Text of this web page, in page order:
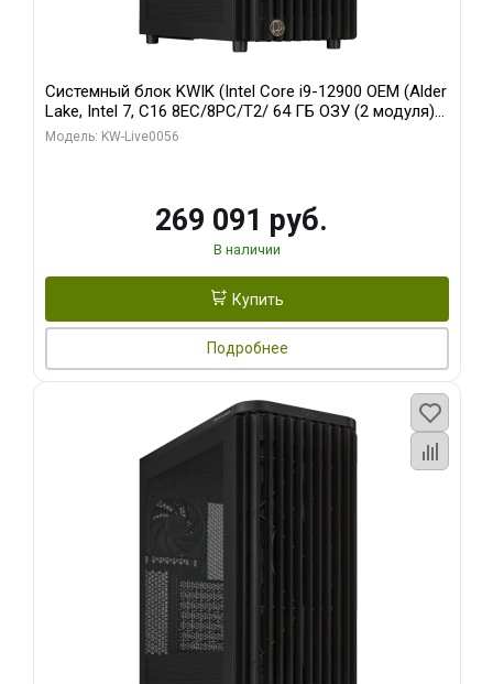
Системный блок KWIK (Intel Core i9-12900 OEM (Alder
Lake, Intel 7, C16 8EC/8PC/T2/ 64 ГБ ОЗУ (2 модуля)/
Palit RTX5080 INFINITY 3 OC 16GB GDDR7 256bit 3xDP
Модель: KW-Live0056
269 091 руб.
В наличии
Купить
Подробнее